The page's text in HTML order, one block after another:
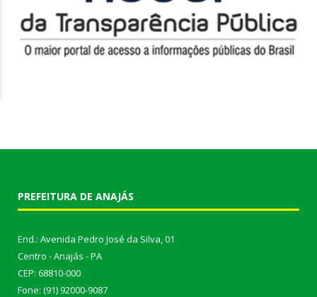
PREFEITURA DE ANAJÁS
End.: Avenida Pedro José da Silva, 01
Centro - Anajás - PA
CEP: 68810-000
Fone: (91) 92000-9087